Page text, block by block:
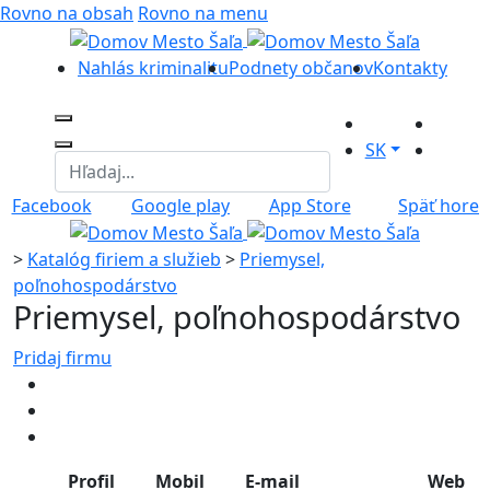
Rovno na obsah Rovno na menu
Nahlás kriminalituPodnety občanovKontakty
SK
Facebook Google play App Store Späť hore
> Katalóg firiem a služieb > Priemysel,
poľnohospodárstvo
Priemysel, poľnohospodárstvo
Pridaj firmu
Profil Mobil E-mail Web